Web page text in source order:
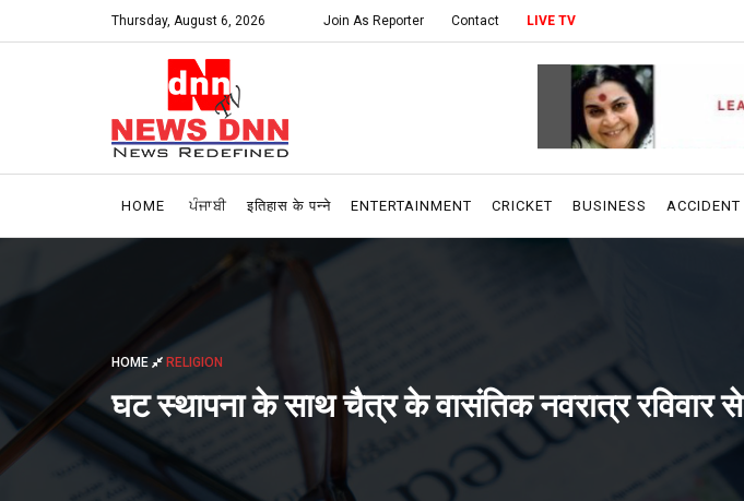
Thursday, August 6, 2026 Join As Reporter Contact LIVE TV
HOME ਪੰਜਾਬੀ इतिहास के पन्ने ENTERTAINMENT CRICKET BUSINESS ACCIDENT
HOME RELIGION
घट स्थापना के साथ चैत्र के वासंतिक नवरात्र रविवार से